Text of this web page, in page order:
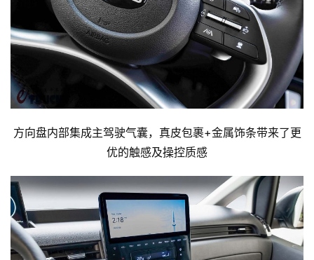
方向盘内部集成主驾驶气囊，真皮包裹+金属饰条带来了更
优的触感及操控质感